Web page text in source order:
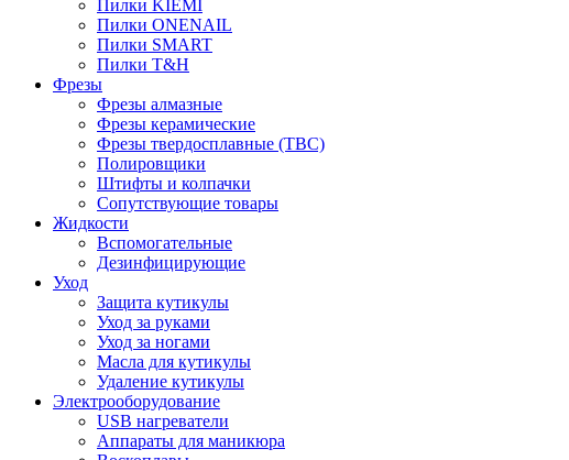
Пилки KIEMI
Пилки ONENAIL
Пилки SMART
Пилки T&H
Фрезы
Фрезы алмазные
Фрезы керамические
Фрезы твердосплавные (ТВС)
Полировщики
Штифты и колпачки
Сопутствующие товары
Жидкости
Вспомогательные
Дезинфицирующие
Уход
Защита кутикулы
Уход за руками
Уход за ногами
Масла для кутикулы
Удаление кутикулы
Электрооборудование
USB нагреватели
Аппараты для маникюра